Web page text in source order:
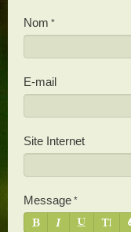
Nom
E-mail
Site Internet
Message